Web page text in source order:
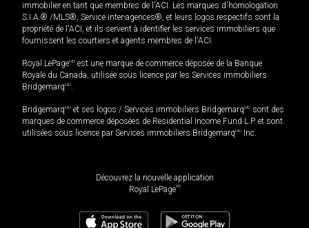
immobilier en tant que membres de l'ACI. Les marques d'homologation
S.I.A.® /MLS®, Service inter-agences®, et leurs logos respectifs sont la
propriété de l'ACI, et ils servent à identifier les services immobiliers que
fournissent les courtiers et agents membres de l'ACI.
Royal LePageMD est une marque de commerce déposée de la Banque
Royale du Canada, utilisée sous licence par les Services immobiliers
BridgemarqMD.
BridgemarqMD et ses logos / Services immobiliers BridgemarqMD sont des
marques de commerce déposées de Residential Income Fund L.P. et sont
utilisées sous licence par Services immobiliers BridgemarqMD Inc.
Découvrez la nouvelle application
Royal LePageMD